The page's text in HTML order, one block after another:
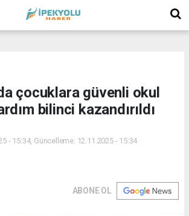
çocuklara güvenli okul
bilinci kazandırıldı
- 15:34, Güncelleme: 12.11.2025 - 15:34
ABONE OL